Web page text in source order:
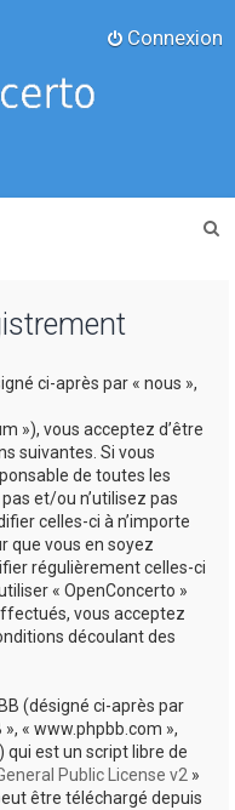
Connexion
ci-après par « nous »,
»), vous acceptez d’être
suivantes. Si vous
de toutes les
et/ou n’utilisez pas
celles-ci à n’importe
que vous en soyez
régulièrement celles-ci
« OpenConcerto »
vous acceptez
découlant des
(désigné ci-après par
», « www.phpbb.com »,
qui est un script libre de
Public License v2 »
être téléchargé depuis